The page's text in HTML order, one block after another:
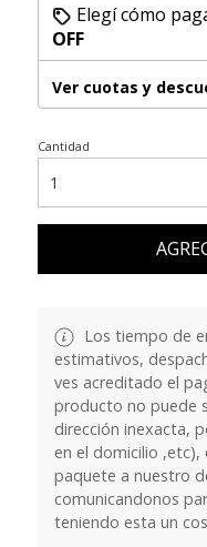
Elegí cómo
OFF
Ver cuotas y
Cantidad
Los tiempo de
estimativos,
ves acreditado el
producto no puede
dirección inexacta,
en el domicilio ,etc),
paquete a nuestro
comunicandonos
teniendo esta un